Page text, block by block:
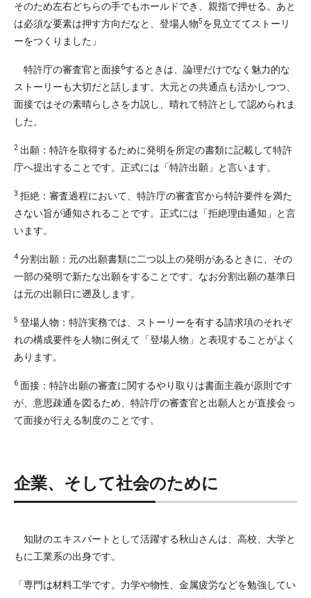
そのため左右どちらの手でもホールドでき、親指で押せる。あと
は必須な要素は押す方向だなと、登場人物5を見立ててストーリ
ーをつくりました」
特許庁の審査官と面接6するときは、論理だけでなく魅力的な
ストーリーも大切だと話します。大元との共通点も活かしつつ、
面接ではその素晴らしさを力説し、晴れて特許として認められま
した。
2 出願：特許を取得するために発明を所定の書類に記載して特許
庁へ提出することです。正式には「特許出願」と言います。
3 拒絶：審査過程において、特許庁の審査官から特許要件を満た
さない旨が通知されることです。正式には「拒絶理由通知」と言
います。
4 分割出願：元の出願書類に二つ以上の発明があるときに、その
一部の発明で新たな出願をすることです。なお分割出願の基準日
は元の出願日に遡及します。
5 登場人物：特許実務では、ストーリーを有する請求項のそれぞ
れの構成要件を人物に例えて「登場人物」と表現することがよく
あります。
6 面接：特許出願の審査に関するやり取りは書面主義が原則です
が、意思疎通を図るため、特許庁の審査官と出願人とが直接会っ
て面接が行える制度のことです。
企業、そして社会のために
知財のエキスパートとして活躍する秋山さんは、高校、大学と
もに工業系の出身です。
「専門は材料工学です。力学や物性、金属疲労などを勉強してい